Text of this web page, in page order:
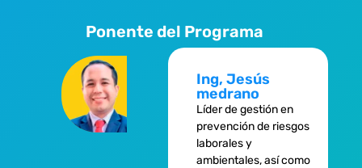
Ponente del Programa
Ing, Jesús
medrano
Líder de gestión en
prevención de riesgos
laborales y
ambientales, así como